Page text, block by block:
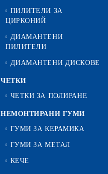
ПИЛИТЕЛИ ЗА
ЦИРКОНИЙ
ДИАМАНТЕНИ
ПИЛИТЕЛИ
ДИАМАНТЕНИ ДИСКОВЕ
ЧЕТКИ
ЧЕТКИ ЗА ПОЛИРАНЕ
НЕМОНТИРАНИ ГУМИ
ГУМИ ЗА КЕРАМИКА
ГУМИ ЗА МЕТАЛ
КЕЧЕ